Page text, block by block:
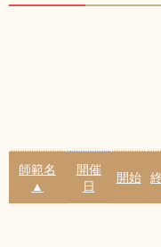
師範名
▲
開催
日
開始